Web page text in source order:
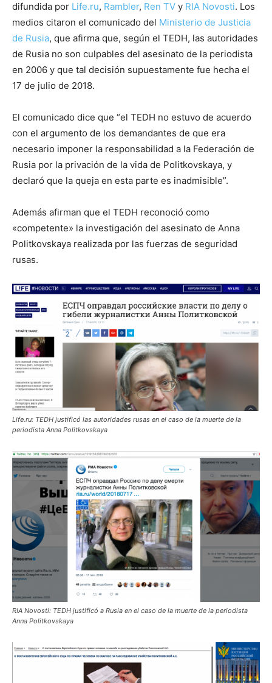
difundida por Life.ru, Rambler, Ren TV y RIA Novosti. Los
medios citaron el comunicado del Ministerio de Justicia
de Rusia, que afirma que, según el TEDH, las autoridades
de Rusia no son culpables del asesinato de la periodista
en 2006 y que tal decisión supuestamente fue hecha el
17 de julio de 2018.
El comunicado dice que “el TEDH no estuvo de acuerdo
con el argumento de los demandantes de que era
necesario imponer la responsabilidad a la Federación de
Rusia por la privación de la vida de Politkovskaya, y
declaró que la queja en esta parte es inadmisible”.
Además afirman que el TEDH reconoció como
«competente» la investigación del asesinato de Anna
Politkovskaya realizada por las fuerzas de seguridad
rusas.
Life.ru: TEDH justificó las autoridades rusas en el caso de la muerte de la
periodista Anna Politkovskaya
RIA Novosti: TEDH justificó a Rusia en el caso de la muerte de la periodista
Anna Politkovskaya